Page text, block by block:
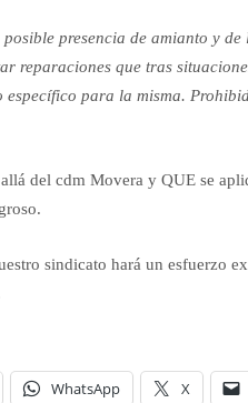
presencia de amianto y
reparaciones que tras
para la misma.
del cdm Movera y QUE se
sindicato hará un esfuerzo
WhatsApp X